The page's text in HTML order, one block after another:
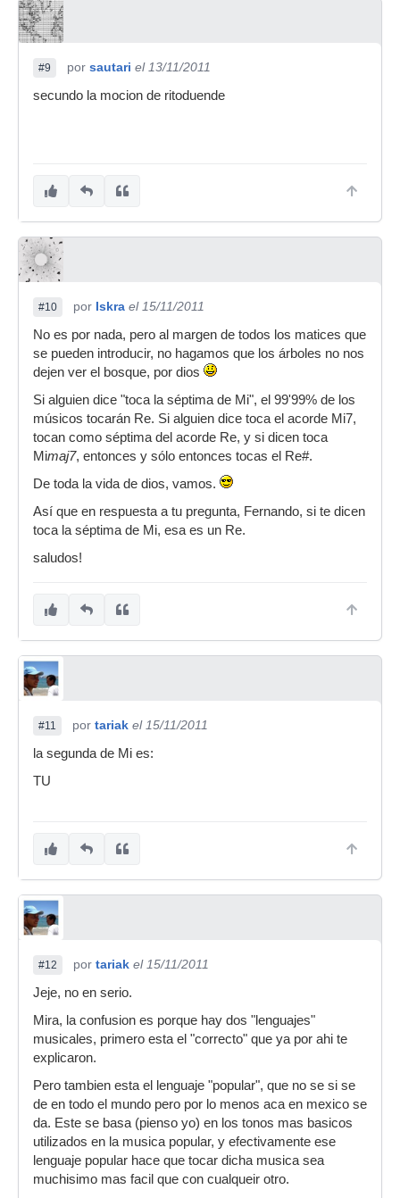
#9 por sautari el 13/11/2011
secundo la mocion de ritoduende
#10 por Iskra el 15/11/2011
No es por nada, pero al margen de todos los matices que
se pueden introducir, no hagamos que los árboles no nos
dejen ver el bosque, por dios
Si alguien dice "toca la séptima de Mi", el 99'99% de los
músicos tocarán Re. Si alguien dice toca el acorde Mi7,
tocan como séptima del acorde Re, y si dicen toca
Mimaj7, entonces y sólo entonces tocas el Re#.
De toda la vida de dios, vamos.
Así que en respuesta a tu pregunta, Fernando, si te dicen
toca la séptima de Mi, esa es un Re.
saludos!
#11 por tariak el 15/11/2011
la segunda de Mi es:
TU
#12 por tariak el 15/11/2011
Jeje, no en serio.
Mira, la confusion es porque hay dos "lenguajes"
musicales, primero esta el "correcto" que ya por ahi te
explicaron.
Pero tambien esta el lenguaje "popular", que no se si se
de en todo el mundo pero por lo menos aca en mexico se
da. Este se basa (pienso yo) en los tonos mas basicos
utilizados en la musica popular, y efectivamente ese
lenguaje popular hace que tocar dicha musica sea
muchisimo mas facil que con cualqueir otro.